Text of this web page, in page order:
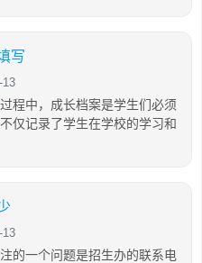
写
13
程中，成长档案是学生们必须
仅记录了学生在学校的学习和
13
的一个问题是招生办的联系电